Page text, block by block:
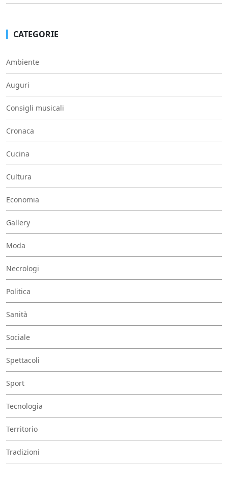
CATEGORIE
Ambiente
Auguri
Consigli musicali
Cronaca
Cucina
Cultura
Economia
Gallery
Moda
Necrologi
Politica
Sanità
Sociale
Spettacoli
Sport
Tecnologia
Territorio
Tradizioni